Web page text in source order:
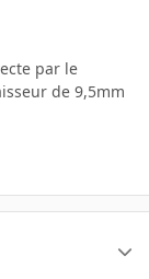
par le
de 9,5mm